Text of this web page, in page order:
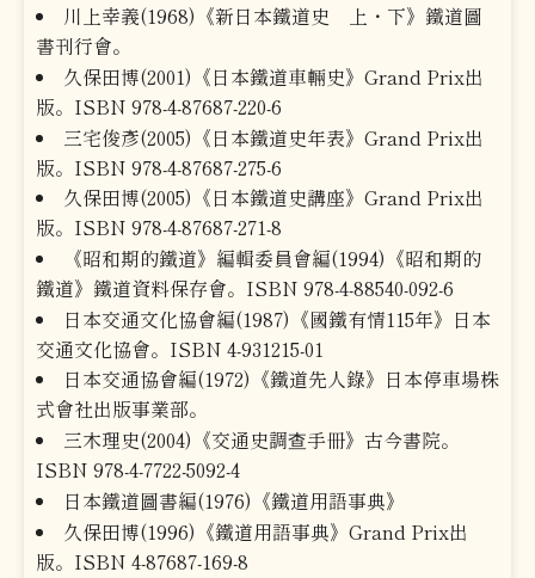
川上幸義(1968)《新日本鐵道史 上・下》鐵道圖
書刊行會。
久保田博(2001)《日本鐵道車輛史》Grand Prix出
版。ISBN 978-4-87687-220-6
三宅俊彥(2005)《日本鐵道史年表》Grand Prix出
版。ISBN 978-4-87687-275-6
久保田博(2005)《日本鐵道史講座》Grand Prix出
版。ISBN 978-4-87687-271-8
《昭和期的鐵道》編輯委員會編(1994)《昭和期的
鐵道》鐵道資料保存會。ISBN 978-4-88540-092-6
日本交通文化協會編(1987)《國鐵有情115年》日本
交通文化協會。ISBN 4-931215-01
日本交通協會編(1972)《鐵道先人錄》日本停車場株
式會社出版事業部。
三木理史(2004)《交通史調查手冊》古今書院。
ISBN 978-4-7722-5092-4
日本鐵道圖書編(1976)《鐵道用語事典》
久保田博(1996)《鐵道用語事典》Grand Prix出
版。ISBN 4-87687-169-8